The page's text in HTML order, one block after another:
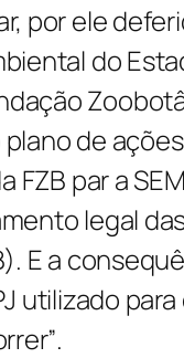
por ele
do
de
par a
legal
E a
utilizado
.